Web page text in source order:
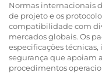
Normas internacionais
de projeto e os
compatibilidade com
mercados globais. Os
especificações
segurança que apoiam
procedimentos